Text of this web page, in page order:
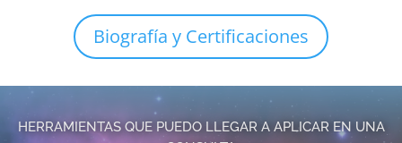
Biografía y Certificaciones
HERRAMIENTAS QUE PUEDO LLEGAR A APLICAR EN UNA